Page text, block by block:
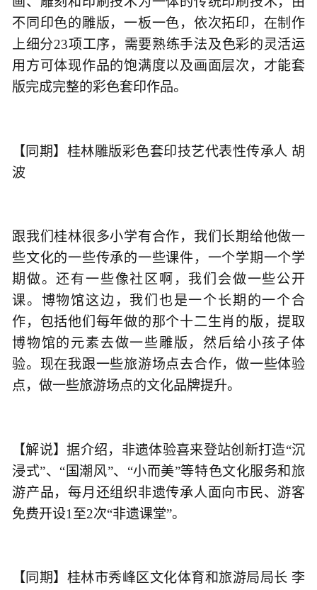
不同印色的雕版，一板一色，依次拓印，在制作
上细分23项工序，需要熟练手法及色彩的灵活运
用方可体现作品的饱满度以及画面层次，才能套
版完成完整的彩色套印作品。
【同期】桂林雕版彩色套印技艺代表性传承人 胡
波
跟我们桂林很多小学有合作，我们长期给他做一
些文化的一些传承的一些课件，一个学期一个学
期做。还有一些像社区啊，我们会做一些公开
课。博物馆这边，我们也是一个长期的一个合
作，包括他们每年做的那个十二生肖的版，提取
博物馆的元素去做一些雕版，然后给小孩子体
验。现在我跟一些旅游场点去合作，做一些体验
点，做一些旅游场点的文化品牌提升。
【解说】据介绍，非遗体验喜来登站创新打造“沉
浸式”、“国潮风”、“小而美”等特色文化服务和旅
游产品，每月还组织非遗传承人面向市民、游客
免费开设1至2次“非遗课堂”。
【同期】桂林市秀峰区文化体育和旅游局局长 李